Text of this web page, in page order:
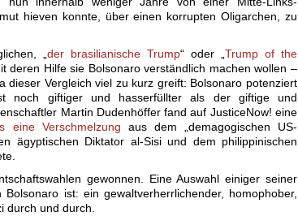
hieven konnte, über einen korrupten Oligarchen, zu
„der brasilianische Trump“ oder „Trump of the
deren Hilfe sie Bolsonaro verständlich machen wollen –
Vergleich viel zu kurz greift: Bolsonaro potenziert
noch giftiger und hasserfüllter als der giftige und
Martin Dudenhöffer fand auf JusticeNow! eine
eine Verschmelzung aus dem „demagogischen US-
ägyptischen Diktator al-Sisi und dem philippinischen
gewonnen. Eine Auswahl einiger seiner
ist: ein gewaltverherrlichender, homophober,
durch und durch.